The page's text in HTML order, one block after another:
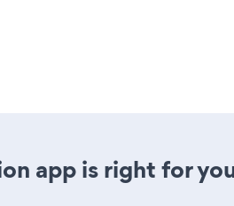
app is right for